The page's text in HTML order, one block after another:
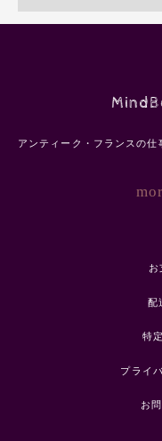
アンティーク・フランス
特
プライ
お